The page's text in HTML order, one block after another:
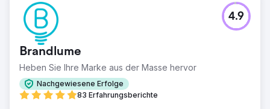
Brandlume
Heben Sie Ihre Marke aus der Masse hervor
Nachgewiesene Erfolge
83 Erfahrungsberichte
4.9